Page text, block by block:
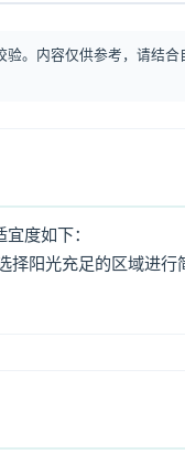
。内容仅供参考，请结合
度如下：
择阳光充足的区域进行